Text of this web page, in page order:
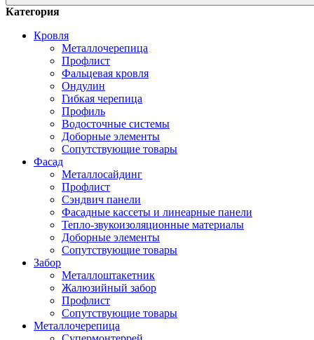
Категория
Кровля
Металлочерепица
Профлист
Фальцевая кровля
Ондулин
Гибкая черепица
Профиль
Водосточные системы
Доборные элементы
Сопутствующие товары
Фасад
Металлосайдинг
Профлист
Сэндвич панели
Фасадные кассеты и линеарные панели
Тепло-звукоизоляционные материалы
Доборные элементы
Сопутствующие товары
Забор
Металлоштакетник
Жалюзийный забор
Профлист
Сопутствующие товары
Металлочерепица